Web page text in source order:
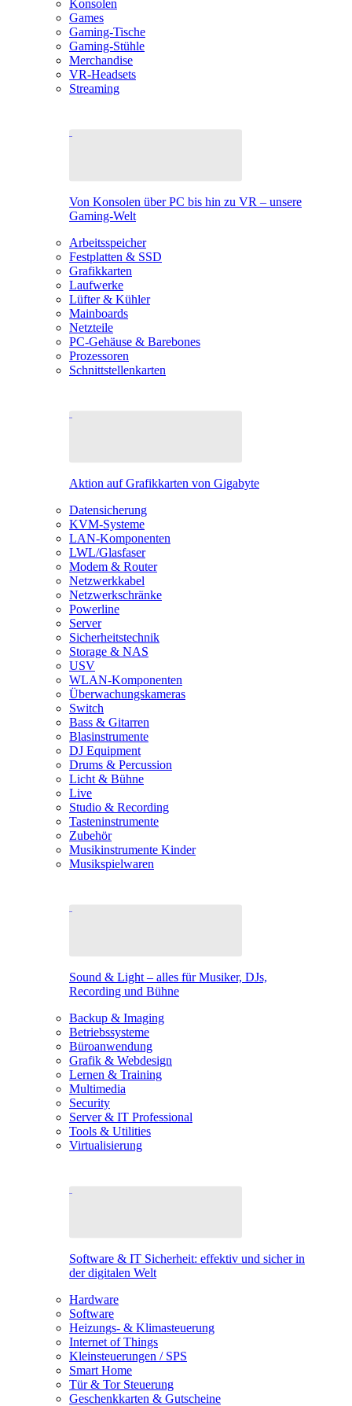
Konsolen
Games
Gaming-Tische
Gaming-Stühle
Merchandise
VR-Headsets
Streaming
Von Konsolen über PC bis hin zu VR – unsere
Gaming-Welt
Arbeitsspeicher
Festplatten & SSD
Grafikkarten
Laufwerke
Lüfter & Kühler
Mainboards
Netzteile
PC-Gehäuse & Barebones
Prozessoren
Schnittstellenkarten
Aktion auf Grafikkarten von Gigabyte
Datensicherung
KVM-Systeme
LAN-Komponenten
LWL/Glasfaser
Modem & Router
Netzwerkkabel
Netzwerkschränke
Powerline
Server
Sicherheitstechnik
Storage & NAS
USV
WLAN-Komponenten
Überwachungskameras
Switch
Bass & Gitarren
Blasinstrumente
DJ Equipment
Drums & Percussion
Licht & Bühne
Live
Studio & Recording
Tasteninstrumente
Zubehör
Musikinstrumente Kinder
Musikspielwaren
Sound & Light – alles für Musiker, DJs,
Recording und Bühne
Backup & Imaging
Betriebssysteme
Büroanwendung
Grafik & Webdesign
Lernen & Training
Multimedia
Security
Server & IT Professional
Tools & Utilities
Virtualisierung
Software & IT Sicherheit: effektiv und sicher in
der digitalen Welt
Hardware
Software
Heizungs- & Klimasteuerung
Internet of Things
Kleinsteuerungen / SPS
Smart Home
Tür & Tor Steuerung
Geschenkkarten & Gutscheine